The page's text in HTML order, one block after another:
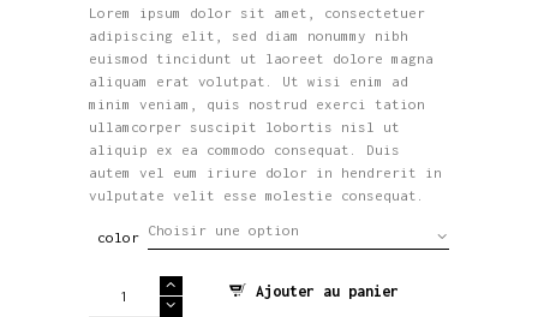
prix :
$15 0
0
à
0
0
Lorem ipsum dolor sit amet, consectetuer
adipiscing elit, sed diam nonummy nibh
euismod tincidunt ut laoreet dolore magna
aliquam erat volutpat. Ut wisi enim ad
minim veniam, quis nostrud exerci tation
ullamcorper suscipit lobortis nisl ut
aliquip ex ea commodo consequat. Duis
autem vel eum iriure dolor in hendrerit in
vulputate velit esse molestie consequat.
color
Ajouter au panier